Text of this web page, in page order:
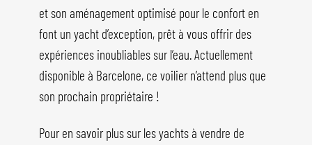
et son aménagement optimisé pour le confort en
font un yacht d’exception, prêt à vous offrir des
expériences inoubliables sur l’eau. Actuellement
disponible à Barcelone, ce voilier n’attend plus que
son prochain propriétaire !
Pour en savoir plus sur les yachts à vendre de